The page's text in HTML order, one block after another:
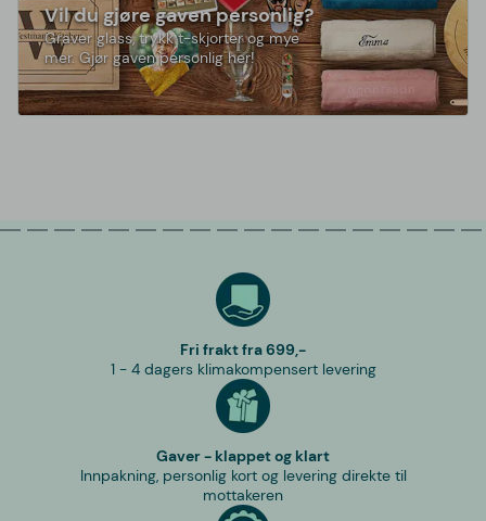
Vil du gjøre gaven personlig?
Graver glass, trykk t-skjorter og mye
mer. Gjør gaven personlig her!
Fri frakt fra 699,-
1 - 4 dagers klimakompensert levering
Gaver - klappet og klart
Innpakning, personlig kort og levering direkte til
mottakeren